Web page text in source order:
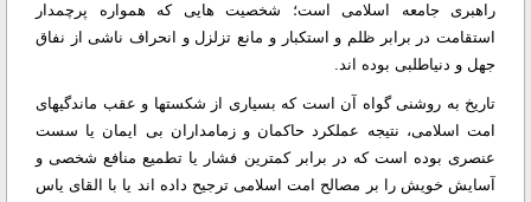
راهبری جامعه اسلامی است؛ شخصیت هایی که همواره پرچمدار
استقامت در برابر ظلم و استکبار و مانع تزلزل و انحراف ناشی از نفاق
جهل و دنیاطلبی بوده اند.
تاریخ به روشنی گواه آن است که بسیاری از شکستها و عقب ماندگیهای
امت اسلامی، نتیجه عملکرد حاکمان و زمامداران بی ایمان یا سست
عنصری بوده است که در برابر کمترین فشار یا تطمیع منافع شخصی و
آسایش خویش را بر مصالح امت اسلامی ترجیح داده اند یا با القای یاس